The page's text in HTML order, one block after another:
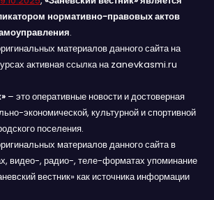
нормативно-правовых актов
.
материалов данного сайта на
активная ссылка на zanevkasmi.ru
– это оперативные новости и достоверная
экономической, культурной и спортивной
поселения.
материалов данного сайта в
видео-, радио-, теле-форматах упоминание
вестник» как источника информации